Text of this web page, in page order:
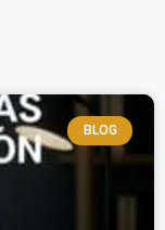
BLOG